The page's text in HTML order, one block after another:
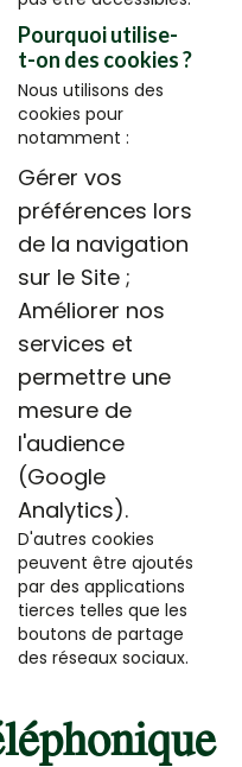
Pourquoi utilise-
t-on des cookies ?
Nous utilisons des
cookies pour
notamment :
Gérer vos
préférences lors
de la navigation
sur le Site ;
Améliorer nos
services et
permettre une
mesure de
l'audience
(Google
Analytics).
D'autres cookies
peuvent être ajoutés
par des applications
tierces telles que les
boutons de partage
des réseaux sociaux.